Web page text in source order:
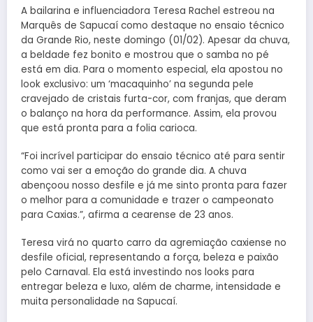
A bailarina e influenciadora Teresa Rachel estreou na
Marquês de Sapucaí como destaque no ensaio técnico
da Grande Rio, neste domingo (01/02). Apesar da chuva,
a beldade fez bonito e mostrou que o samba no pé
está em dia. Para o momento especial, ela apostou no
look exclusivo: um ‘macaquinho’ na segunda pele
cravejado de cristais furta-cor, com franjas, que deram
o balanço na hora da performance. Assim, ela provou
que está pronta para a folia carioca.
“Foi incrível participar do ensaio técnico até para sentir
como vai ser a emoção do grande dia. A chuva
abençoou nosso desfile e já me sinto pronta para fazer
o melhor para a comunidade e trazer o campeonato
para Caxias.”, afirma a cearense de 23 anos.
Teresa virá no quarto carro da agremiação caxiense no
desfile oficial, representando a força, beleza e paixão
pelo Carnaval. Ela está investindo nos looks para
entregar beleza e luxo, além de charme, intensidade e
muita personalidade na Sapucaí.